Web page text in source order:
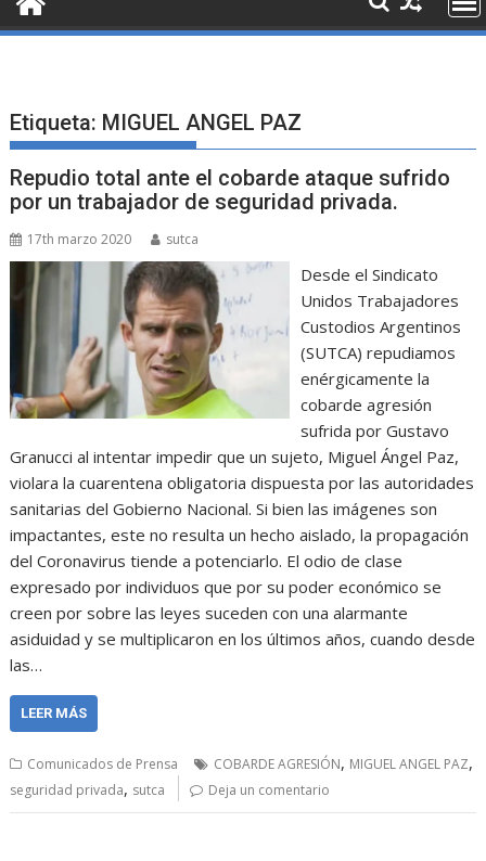
Etiqueta: MIGUEL ANGEL PAZ
Repudio total ante el cobarde ataque sufrido
por un trabajador de seguridad privada.
17th marzo 2020 sutca
Desde el Sindicato
Unidos Trabajadores
Custodios Argentinos
(SUTCA) repudiamos
enérgicamente la
cobarde agresión
sufrida por Gustavo
Granucci al intentar impedir que un sujeto, Miguel Ángel Paz,
violara la cuarentena obligatoria dispuesta por las autoridades
sanitarias del Gobierno Nacional. Si bien las imágenes son
impactantes, este no resulta un hecho aislado, la propagación
del Coronavirus tiende a potenciarlo. El odio de clase
expresado por individuos que por su poder económico se
creen por sobre las leyes suceden con una alarmante
asiduidad y se multiplicaron en los últimos años, cuando desde
las…
LEER MÁS
Comunicados de Prensa COBARDE AGRESIÓN, MIGUEL ANGEL PAZ,
seguridad privada, sutca Deja un comentario